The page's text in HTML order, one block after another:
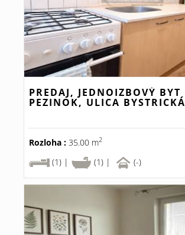
PREDAJ, JEDNOIZBOVÝ BYT
PEZINOK, ULICA BYSTRICKÁ
Rozloha : 35.00 m2
(1) |
(1) | (-)